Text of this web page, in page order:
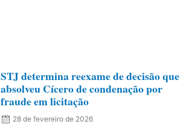
STJ determina reexame de decisão que
absolveu Cícero de condenação por
fraude em licitação
28 de fevereiro de 2026